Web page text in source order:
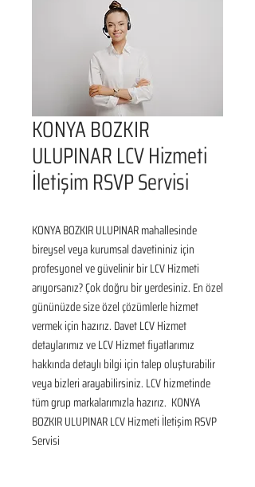
KONYA BOZKIR
ULUPINAR LCV Hizmeti
İletişim RSVP Servisi
KONYA BOZKIR ULUPINAR mahallesinde
bireysel veya kurumsal davetininiz için
profesyonel ve güvelinir bir LCV Hizmeti
arıyorsanız? Çok doğru bir yerdesiniz. En özel
gününüzde size özel çözümlerle hizmet
vermek için hazırız. Davet LCV Hizmet
detaylarımız ve LCV Hizmet fiyatlarımız
hakkında detaylı bilgi için talep oluşturabilir
veya bizleri arayabilirsiniz. LCV hizmetinde
tüm grup markalarımızla hazırız.  KONYA
BOZKIR ULUPINAR LCV Hizmeti İletişim RSVP
Servisi